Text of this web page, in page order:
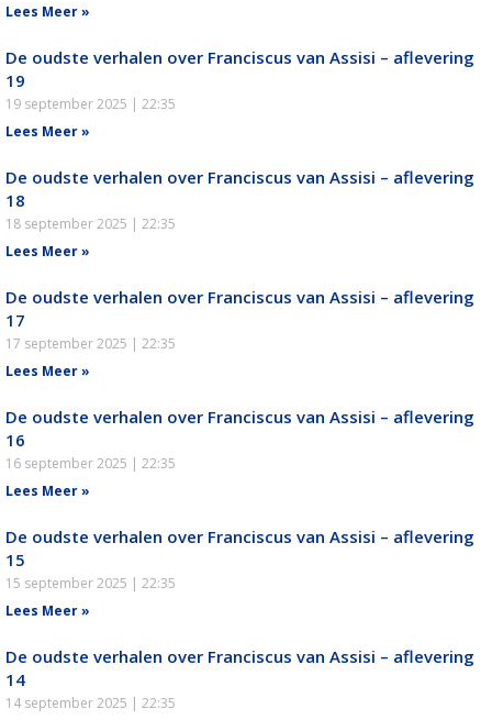
Lees Meer »
De oudste verhalen over Franciscus van Assisi – aflevering
19
19 september 2025
22:35
Lees Meer »
De oudste verhalen over Franciscus van Assisi – aflevering
18
18 september 2025
22:35
Lees Meer »
De oudste verhalen over Franciscus van Assisi – aflevering
17
17 september 2025
22:35
Lees Meer »
De oudste verhalen over Franciscus van Assisi – aflevering
16
16 september 2025
22:35
Lees Meer »
De oudste verhalen over Franciscus van Assisi – aflevering
15
15 september 2025
22:35
Lees Meer »
De oudste verhalen over Franciscus van Assisi – aflevering
14
14 september 2025
22:35